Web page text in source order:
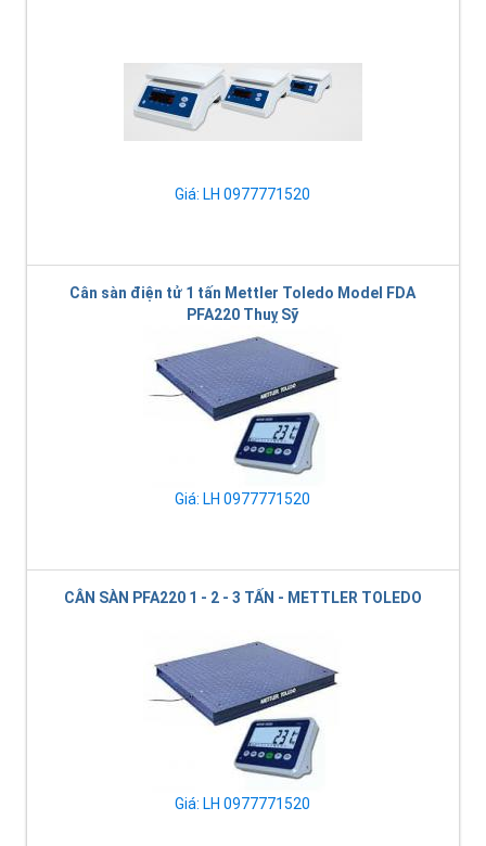
Giá: LH 0977771520
Cân sàn điện tử 1 tấn Mettler Toledo Model FDA
PFA220 Thuỵ Sỹ
Giá: LH 0977771520
CÂN SÀN PFA220 1 - 2 - 3 TẤN - METTLER TOLEDO
Giá: LH 0977771520